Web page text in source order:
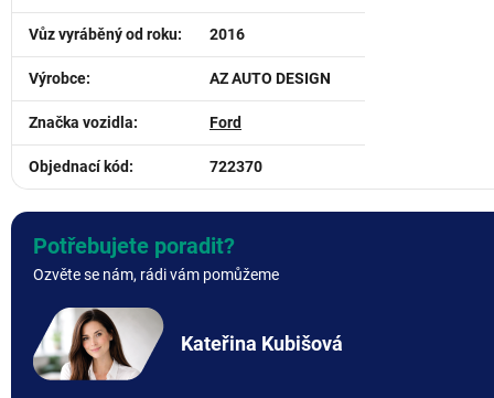
Vůz vyráběný od roku: 2016
Výrobce: AZ AUTO DESIGN
Značka vozidla: Ford
Objednací kód: 722370
Potřebujete poradit?
Ozvěte se nám, rádi vám pomůžeme
Kateřina Kubišová